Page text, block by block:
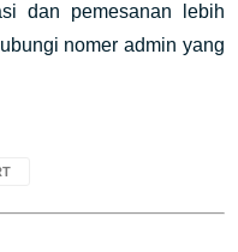
dan pemesanan lebih
nomer admin yang